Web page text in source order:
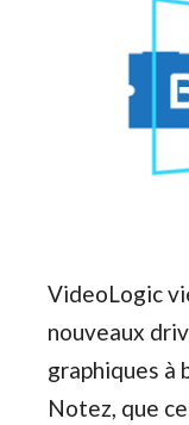
VideoLogic
nouveaux
graphiques à
Notez, que